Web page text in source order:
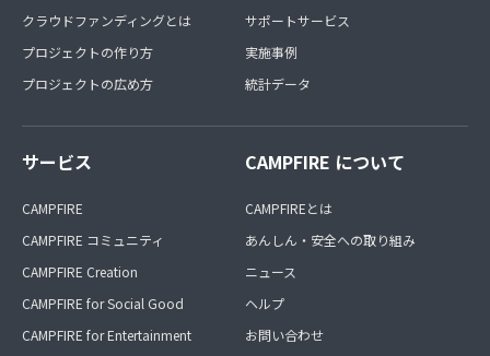
クラウドファンディングとは
プロジェクトの作り方
プロジェクトの広め方
サポートサービス
実施事例
統計データ
サービス
CAMPFIRE
CAMPFIRE コミュニティ
CAMPFIRE Creation
CAMPFIRE for Social Good
CAMPFIRE for Entertainment
CAMPFIRE について
CAMPFIREとは
あんしん・安全への取り組み
ニュース
ヘルプ
お問い合わせ